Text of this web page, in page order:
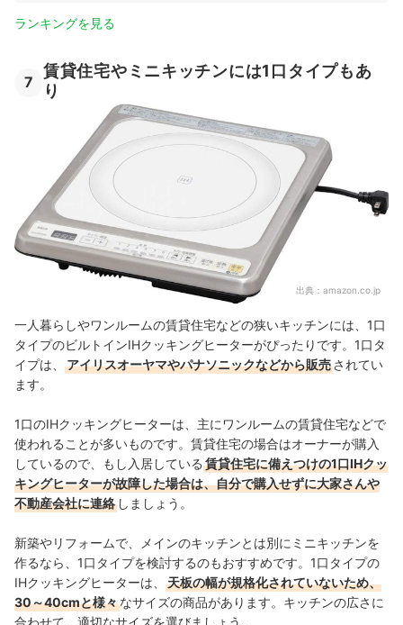
ランキングを見る
7
賃貸住宅やミニキッチンには1口タイプもあ
り
出典： amazon.co.jp
一人暮らしやワンルームの賃貸住宅などの狭いキッチンには、1口
タイプのビルトインIHクッキングヒーターがぴったりです。1口タ
イプは、
アイリスオーヤマやパナソニックなどから販売されてい
ます。
1口のIHクッキングヒーターは、主にワンルームの賃貸住宅などで
使われることが多いものです。賃貸住宅の場合はオーナーが購入
しているので、もし入居している 賃貸住宅に備えつけの1口IHクッ
キングヒーターが故障した場合は、自分で購入せずに大家さんや
不動産会社に連絡 しましょう。
新築やリフォームで、メインのキッチンとは別にミニキッチンを
作るなら、1口タイプを検討するのもおすすめです。1口タイプの
IHクッキングヒーターは、
天板の幅が規格化されていないため、
30～40cmと様々なサイズの商品があります。キッチンの広さに
合わせて、適切なサイズを選びましょう。